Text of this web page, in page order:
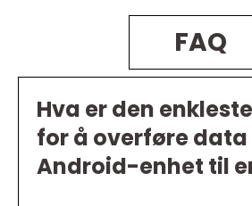
FAQ
Hva er den
for å overføre data
Android-enhet til